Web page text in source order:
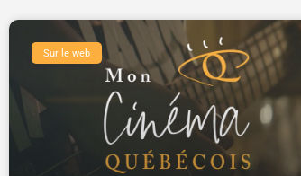
Sur le web